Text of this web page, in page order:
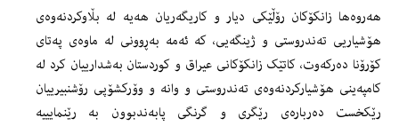
هەروەها زانکۆکان رۆڵێکی دیار و کاریگەریان هەیە لە بڵاوکردنەوەی
هۆشیاریی تەندروستی و ژینگەیی، کە ئەمە بەڕوونی لە ماوەی پەتای
کۆرۆنا دەرکەوت، کاتێک زانکۆکانی عیراق و کوردستان بەشدارییان کرد لە
کامپەینی هۆشیارکردنەوەی تەندروستی و وانە و وۆرکشۆپی رۆشنبیرییان
رێکخست دەربارەی رێگری و گرنگی پابەندبوون بە رێنمایییە